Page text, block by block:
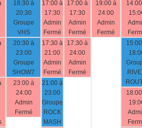
18:30 à
20:30
Groupe
VHS
20:30 à
23:00
Groupe
SHOW7
23:00 à
24:00
Admin
Fermé
17:00 à
17:30
Admin
Fermé
17:30 à
21:00
Admin
Fermé
21:00 à
23:00
Groupe
ROCK
MASH
17:00 à
17:30
Admin
Fermé
17:30 à
24:00
Admin
Fermé
19:00 à
24:00
Admin
Fermé